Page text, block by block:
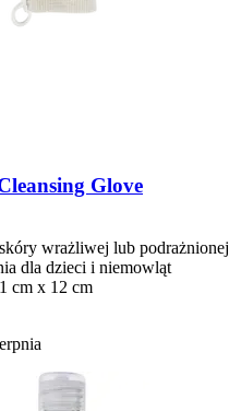
Glove
wrażliwej lub podrażnionej
dla dzieci i niemowląt
cm x 12 cm